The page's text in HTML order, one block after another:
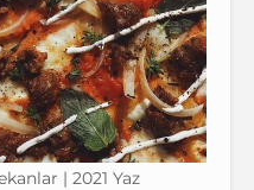
| 2021 Yaz